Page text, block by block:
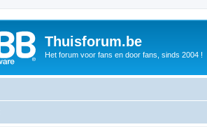
Thuisforum.be
Het forum voor fans en door fans, sinds 2004 !